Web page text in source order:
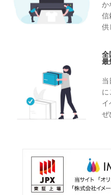
か
信
供
全
最
当
に
イ
ぜ